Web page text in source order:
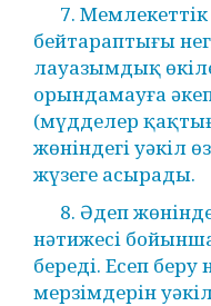
7.
бейтараптығы
лауазымдық
орындамауға
(мүдделер
жөніндегі уәкіл
жүзеге асырады.
8. Әдеп
нәтижесі
береді. Есеп
мерзімдерін